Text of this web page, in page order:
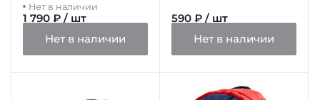
Нет в наличии
1 790 ₽ / шт
Нет в наличии
590 ₽ / шт
Нет в наличии